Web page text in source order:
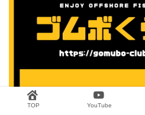
TOP YouTube